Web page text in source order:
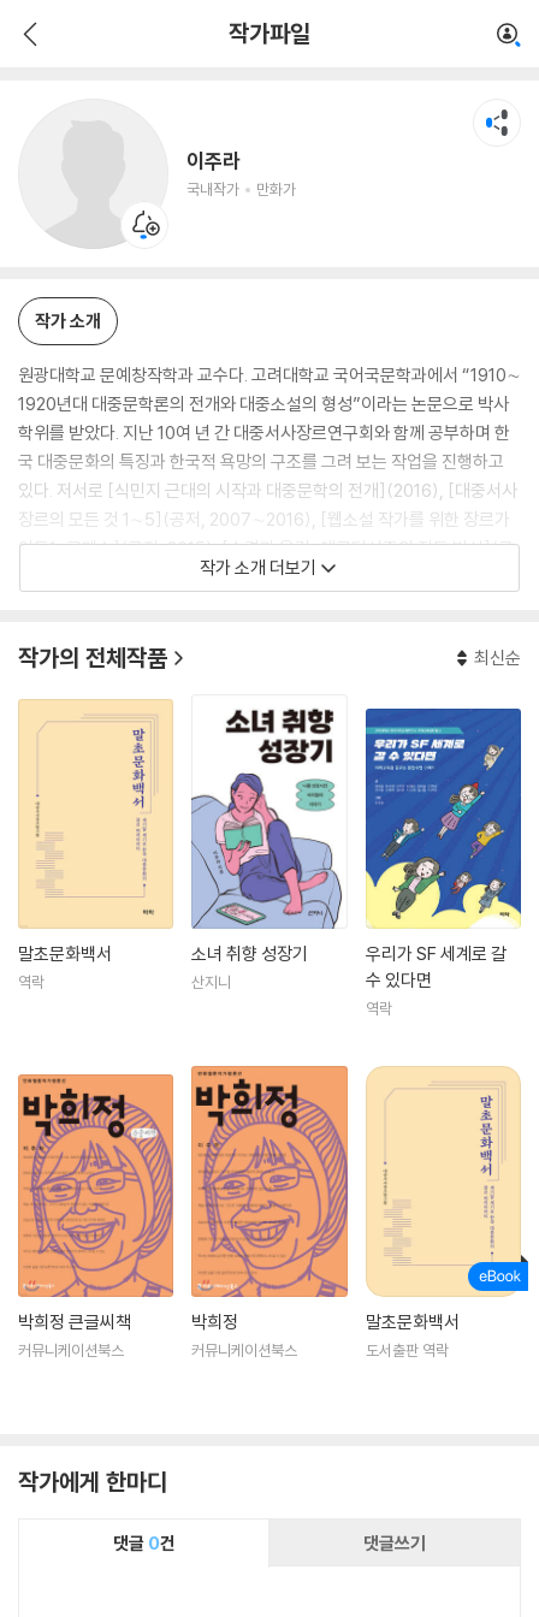
작가파일
이주라
국내작가 만화가
작가 소개
원광대학교 문예창작학과 교수다. 고려대학교 국어국문학과에서 “1910∼
1920년대 대중문학론의 전개와 대중소설의 형성”이라는 논문으로 박사
학위를 받았다. 지난 10여 년 간 대중서사장르연구회와 함께 공부하며 한
국 대중문화의 특징과 한국적 욕망의 구조를 그려 보는 작업을 진행하고
있다. 저서로 [식민지 근대의 시작과 대중문학의 전개](2016), [대중서사
장르의 모든 것 1∼5](공저, 2007∼2016), [웹소설 작가를 위한 장르가
이드1-로맨스](공저, 2015), [순결과 음란-에로티시즘의 작동 방식](공
작가 소개 더보기
작가의 전체작품 최신순
말초문화백서
역락
소녀 취향 성장기
산지니
우리가 SF 세계로 갈
수 있다면
역락
박희정 큰글씨책
커뮤니케이션북스
박희정
커뮤니케이션북스
말초문화백서
도서출판 역락
작가에게 한마디
댓글 0건 댓글쓰기